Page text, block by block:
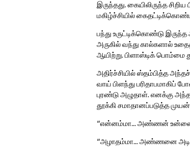
இருந்தது. கையிலிருந்த
மகிழ்ச்சியில்
பந்து உருட்டிக்கொண்டு
அருகில் வந்து கால்களால்
ஆயிற்று. பிளாஸ்டிக் பொம்மை
அதிர்ச்சியில் ஸ்தம்பித்த
வாய் பிளந்து பரிதாபமாகிப்
புரண்டு அழுதாள். எனக்கு
தூக்கி சமாதானப்படுத்த
“என்னம்மா... அண்ணன் உன்னை
“அழாதம்மா... அண்ணனை